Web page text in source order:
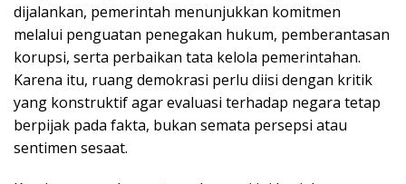
dijalankan, pemerintah menunjukkan komitmen
melalui penguatan penegakan hukum, pemberantasan
korupsi, serta perbaikan tata kelola pemerintahan.
Karena itu, ruang demokrasi perlu diisi dengan kritik
yang konstruktif agar evaluasi terhadap negara tetap
berpijak pada fakta, bukan semata persepsi atau
sentimen sesaat.